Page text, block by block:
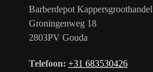
Barberdepot Kappersgroothandel
Groningenweg 18
2803PV Gouda
Telefoon: +31 683530426